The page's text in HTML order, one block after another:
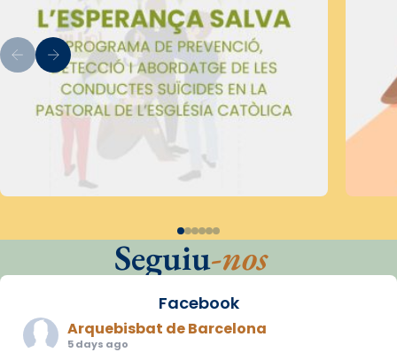
Seguiu-nos
Facebook
Arquebisbat de Barcelona
5 days ago